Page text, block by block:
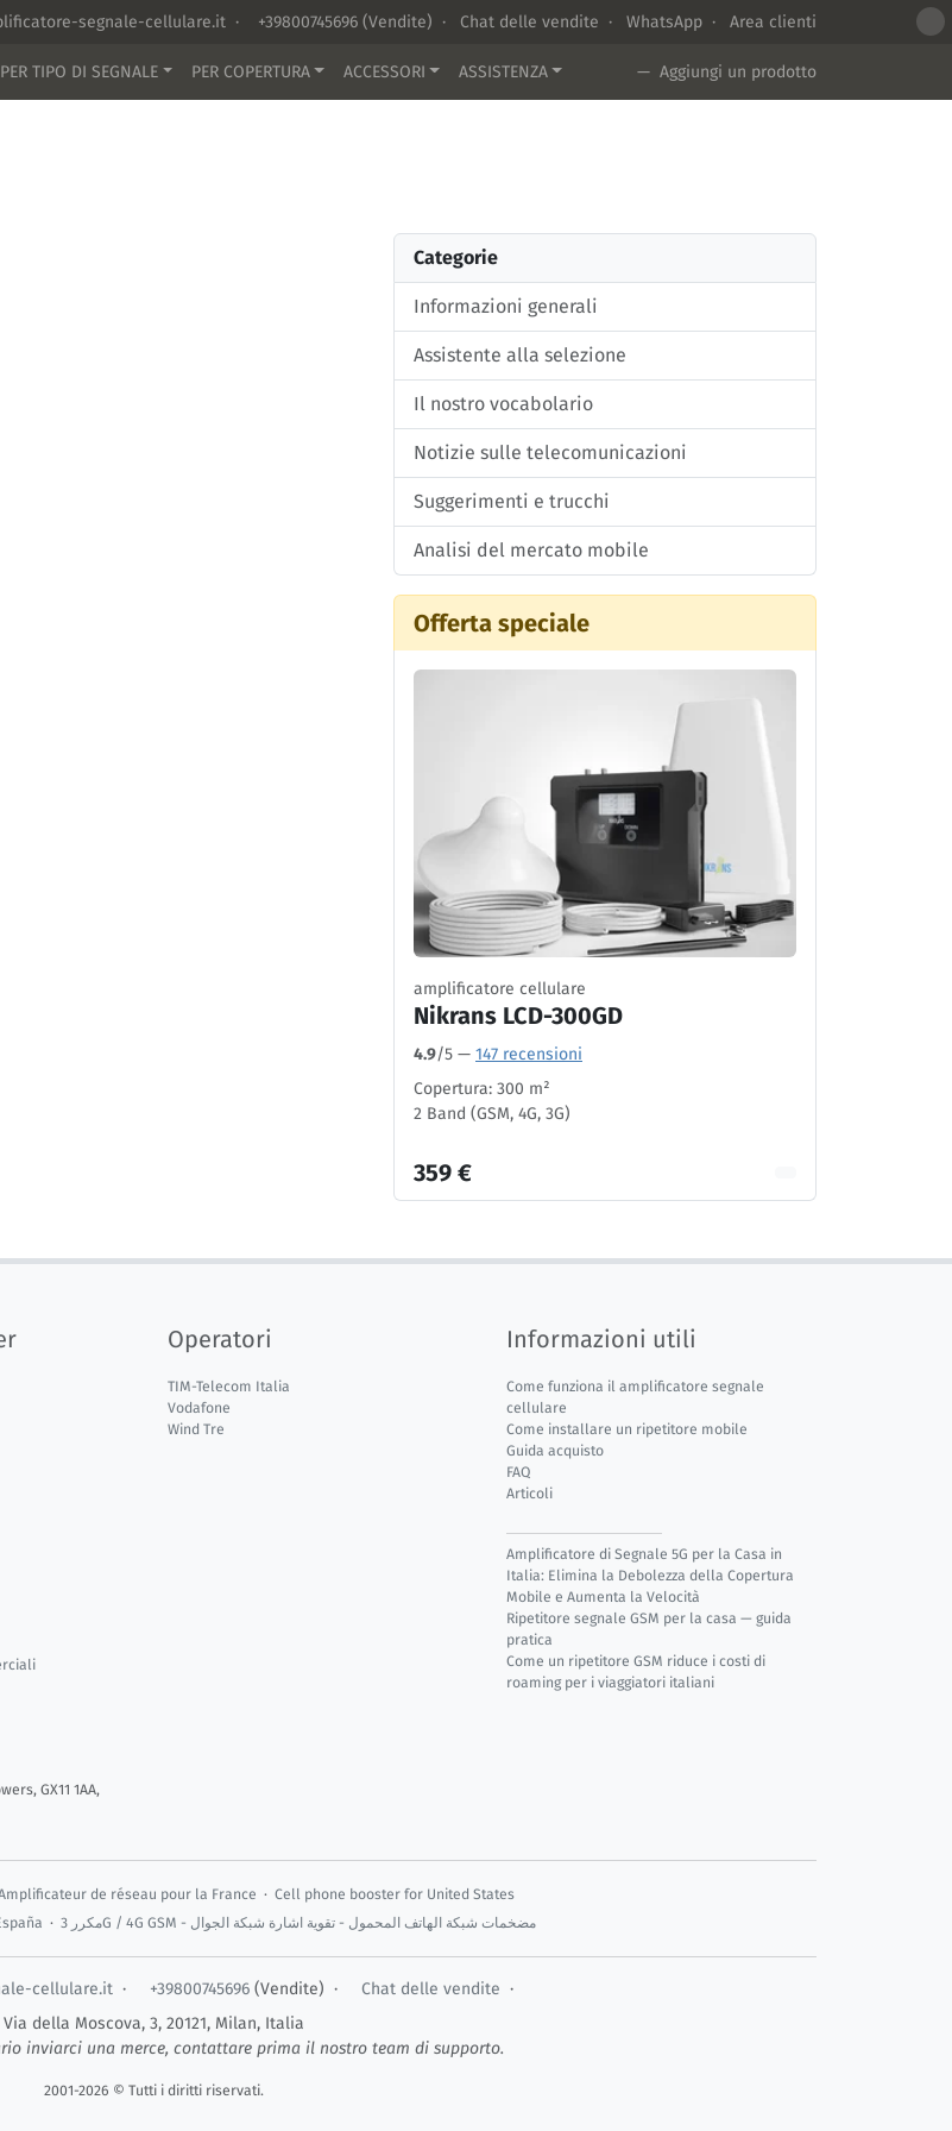
segnale-cellulare.it · +39800745696 (Vendite) · Chat delle vendite · WhatsApp · Area clienti
PER TIPO DI SEGNALE PER COPERTURA ACCESSORI ASSISTENZA — Aggiungi un prodotto
Categorie
Informazioni generali
Assistente alla selezione
Il nostro vocabolario
Notizie sulle telecomunicazioni
Suggerimenti e trucchi
Analisi del mercato mobile
Offerta speciale
amplificatore cellulare
Nikrans LCD-300GD
4.9/5 — 147 recensioni
Copertura: 300 m²
2 Band (GSM, 4G, 3G)
359 €
GX11 1AA,
Operatori
TIM-Telecom Italia
Vodafone
Wind Tre
Informazioni utili
Come funziona il amplificatore segnale
cellulare
Come installare un ripetitore mobile
Guida acquisto
FAQ
Articoli
Amplificatore di Segnale 5G per la Casa in
Italia: Elimina la Debolezza della Copertura
Mobile e Aumenta la Velocità
Ripetitore segnale GSM per la casa — guida
pratica
Come un ripetitore GSM riduce i costi di
roaming per i viaggiatori italiani
de réseau pour la France · Cell phone booster for United States
· مكرر 3G / 4G GSM - مضخمات شبكة الهاتف المحمول - تقوية اشارة شبكة الجوال
cellulare.it · +39800745696 (Vendite) · Chat delle vendite ·
Via della Moscova, 3, 20121, Milan, Italia
inviarci una merce, contattare prima il nostro team di supporto.
2001-2026 © Tutti i diritti riservati.